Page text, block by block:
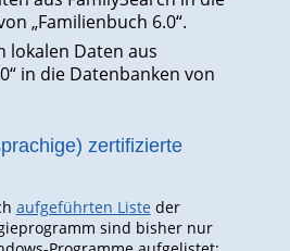
„Familienbuch 6.0“.
lokalen Daten aus
in die Datenbanken von
zertifizierte
aufgeführten Liste der
sind bisher nur